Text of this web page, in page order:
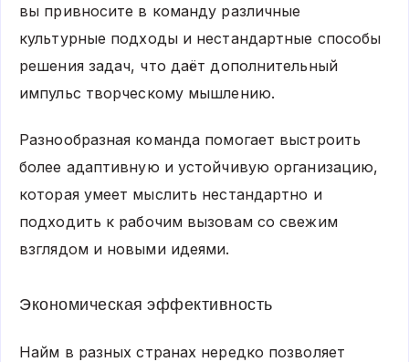
вы привносите в команду различные
культурные подходы и нестандартные способы
решения задач, что даёт дополнительный
импульс творческому мышлению.
Разнообразная команда помогает выстроить
более адаптивную и устойчивую организацию,
которая умеет мыслить нестандартно и
подходить к рабочим вызовам со свежим
взглядом и новыми идеями.
Экономическая эффективность
Найм в разных странах нередко позволяет